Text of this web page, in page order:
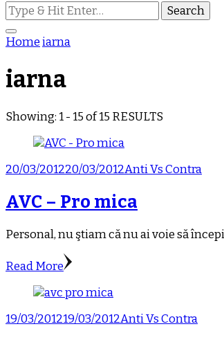
Looking
for
Something?
Homeiarna
iarna
Showing: 1 - 15 of 15 RESULTS
20/03/201220/03/2012Anti Vs Contra
AVC – Pro mica
Personal, nu ştiam că nu ai voie să
Read More
19/03/201219/03/2012Anti Vs Contra